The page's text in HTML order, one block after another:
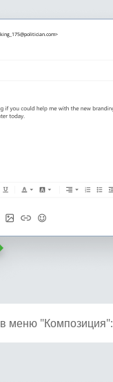
меню "Композиция":